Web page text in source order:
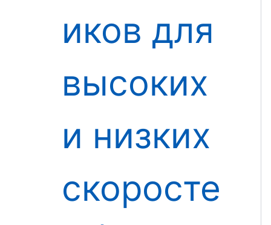
иков для
высоких
и низких
скоросте